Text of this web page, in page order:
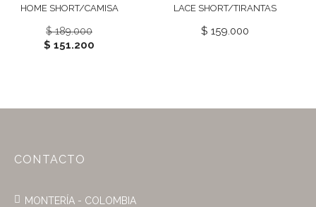
HOME SHORT/CAMISA
$189.000
$ 151.200
LACE SHORT/TIRANTAS
$ 159.000
CONTACTO
MONTERÍA - COLOMBIA